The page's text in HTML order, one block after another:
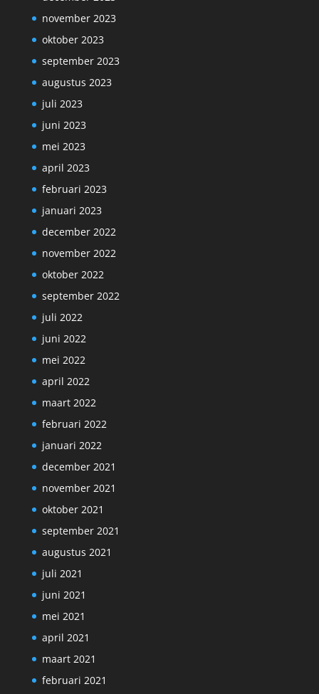
november 2023
oktober 2023
september 2023
augustus 2023
juli 2023
juni 2023
mei 2023
april 2023
februari 2023
januari 2023
december 2022
november 2022
oktober 2022
september 2022
juli 2022
juni 2022
mei 2022
april 2022
maart 2022
februari 2022
januari 2022
december 2021
november 2021
oktober 2021
september 2021
augustus 2021
juli 2021
juni 2021
mei 2021
april 2021
maart 2021
februari 2021